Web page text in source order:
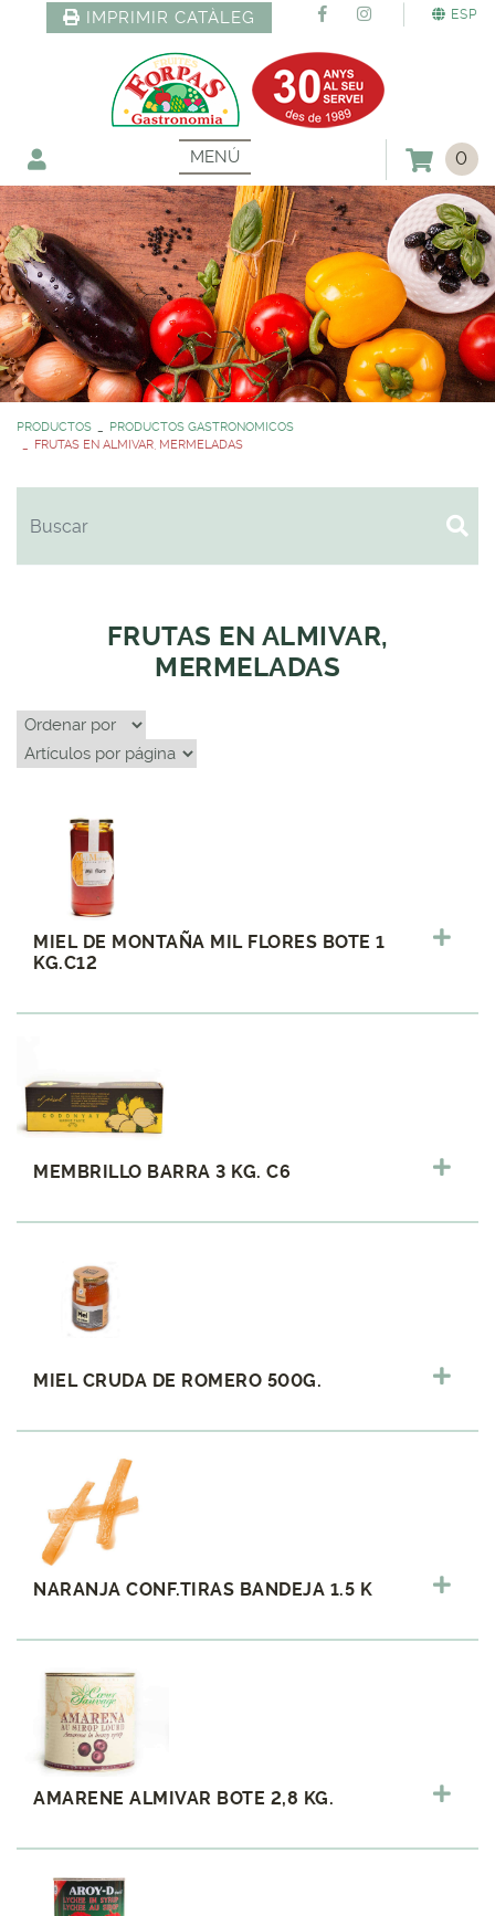
ESP
IMPRIMIR CATÀLEG
MENÚ 0
PRODUCTOS
PRODUCTOS GASTRONOMICOS
FRUTAS EN ALMIVAR, MERMELADAS
FRUTAS EN ALMIVAR,
MERMELADAS
MIEL DE MONTAÑA MIL FLORES BOTE 1
KG.C12
MEMBRILLO BARRA 3 KG. C6
MIEL CRUDA DE ROMERO 500G.
NARANJA CONF.TIRAS BANDEJA 1.5 K
AMARENE ALMIVAR BOTE 2,8 KG.